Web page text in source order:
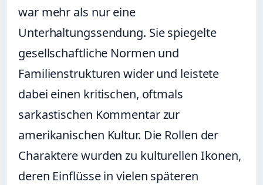
war mehr als nur eine
Unterhaltungssendung. Sie spiegelte
gesellschaftliche Normen und
Familienstrukturen wider und leistete
dabei einen kritischen, oftmals
sarkastischen Kommentar zur
amerikanischen Kultur. Die Rollen der
Charaktere wurden zu kulturellen Ikonen,
deren Einflüsse in vielen späteren